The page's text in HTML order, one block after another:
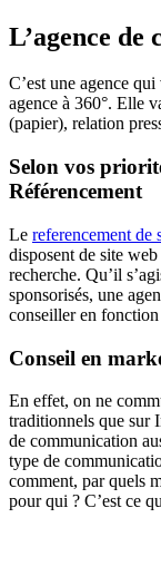
L’agence de
C’est une agence
agence à 360°. Elle
(papier), relation
Selon vos
Référencement
Le referencement de
disposent de site
recherche. Qu’il
sponsorisés, une
conseiller en
Conseil en
En effet, on ne
traditionnels que sur
de communication
type de
comment, par quels
pour qui ? C’est ce